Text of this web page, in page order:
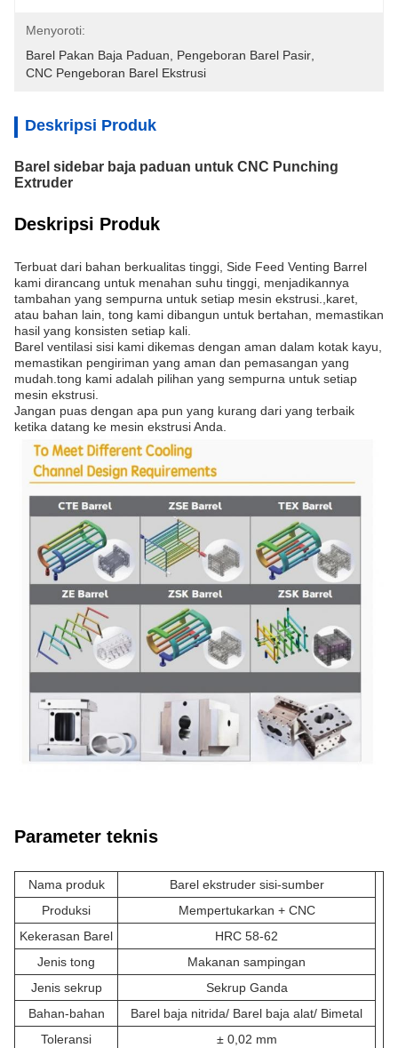
Menyoroti:
Barel Pakan Baja Paduan
Pengeboran Barel Pasir
CNC Pengeboran Barel Ekstrusi
Deskripsi Produk
Barel sidebar baja paduan untuk CNC Punching
Extruder
Deskripsi Produk
Terbuat dari bahan berkualitas tinggi, Side Feed Venting Barrel
kami dirancang untuk menahan suhu tinggi, menjadikannya
tambahan yang sempurna untuk setiap mesin ekstrusi.,karet,
atau bahan lain, tong kami dibangun untuk bertahan, memastikan
hasil yang konsisten setiap kali.
Barel ventilasi sisi kami dikemas dengan aman dalam kotak kayu,
memastikan pengiriman yang aman dan pemasangan yang
mudah.tong kami adalah pilihan yang sempurna untuk setiap
mesin ekstrusi.
Jangan puas dengan apa pun yang kurang dari yang terbaik
ketika datang ke mesin ekstrusi Anda.
Parameter teknis
Nama produk
Barel ekstruder sisi-sumber
Produksi
Mempertukarkan + CNC
Kekerasan Barel
HRC 58-62
Jenis tong
Makanan sampingan
Jenis sekrup
Sekrup Ganda
Bahan-bahan
Barel baja nitrida/ Barel baja alat/ Bimetal
Toleransi
± 0,02 mm